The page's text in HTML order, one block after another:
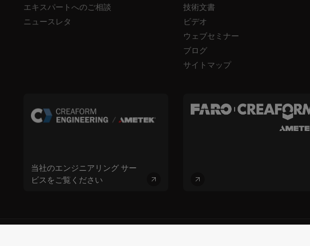
エキスパートへのご相談
ニュースレタ
技術文書
ビデオ
ウェブセミナー
ブログ
サイトマップ
当社のエンジニアリング サー
ビスをご覧ください